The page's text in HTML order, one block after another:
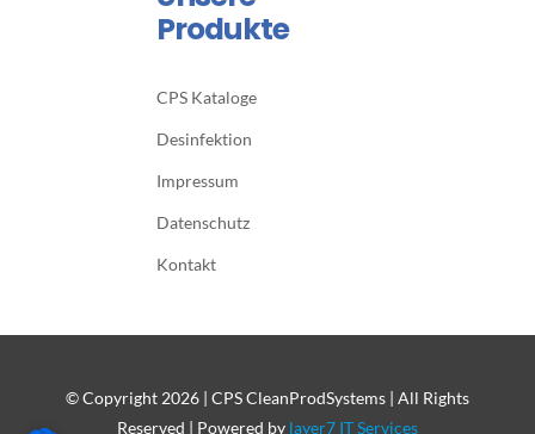
Produkte
CPS Kataloge
Desinfektion
Impressum
Datenschutz
Kontakt
© Copyright 2026 | CPS CleanProdSystems | All Rights
Reserved | Powered by layer7 IT Services